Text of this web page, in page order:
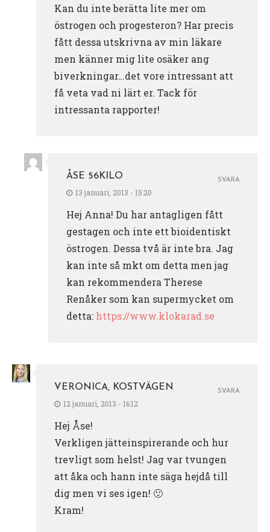
Kan du inte berätta lite mer om
östrogen och progesteron? Har precis
fått dessa utskrivna av min läkare
men känner mig lite osäker ang
biverkningar…det vore intressant att
få veta vad ni lärt er. Tack för
intressanta rapporter!
ÅSE 56KILO
13 januari, 2013 - 15:20
Hej Anna! Du har antagligen fått
gestagen och inte ett bioidentiskt
östrogen. Dessa två är inte bra. Jag
kan inte så mkt om detta men jag
kan rekommendera Therese
Renåker som kan supermycket om
detta: https://www.klokarad.se
SVARA
VERONICA, KOSTVÄGEN
12 januari, 2013 - 16:12
Hej Åse!
Verkligen jätteinspirerande och hur
trevligt som helst! Jag var tvungen
att åka och hann inte säga hejdå till
dig men vi ses igen! 🙂
Kram!
SVARA